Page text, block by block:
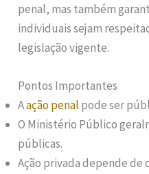
penal, mas também
individuais sejam
legislação vigente.
Pontos Importantes
Aação penal pode ser
O Ministério Público
públicas.
Ação privada depende de